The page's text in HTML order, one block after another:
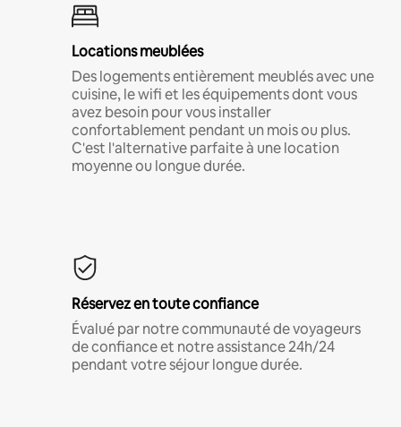
Locations meublées
Des logements entièrement meublés avec une
cuisine, le wifi et les équipements dont vous
avez besoin pour vous installer
confortablement pendant un mois ou plus.
C'est l'alternative parfaite à une location
moyenne ou longue durée.
Réservez en toute confiance
Évalué par notre communauté de voyageurs
de confiance et notre assistance 24h/24
pendant votre séjour longue durée.